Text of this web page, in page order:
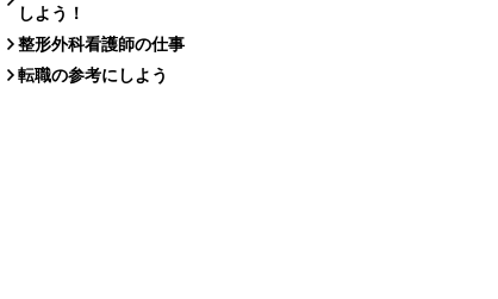
しよう！
整形外科看護師の仕事
転職の参考にしよう